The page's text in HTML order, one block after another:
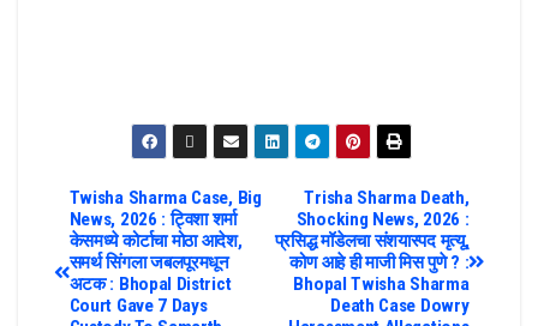
Trisha Sharma Death,
Shocking News, 2026 :
प्रसिद्ध मॉडेलचा संशयास्पद मृत्यू,
कोण आहे ही माजी मिस पुणे ? :
Bhopal Twisha Sharma
Death Case Dowry
Twisha Sharma Case, Big
News, 2026 : ट्विशा शर्मा
केसमध्ये कोर्टाचा मोठा आदेश,
समर्थ सिंगला जबलपूरमधून
अटक : Bhopal District
Court Gave 7 Days